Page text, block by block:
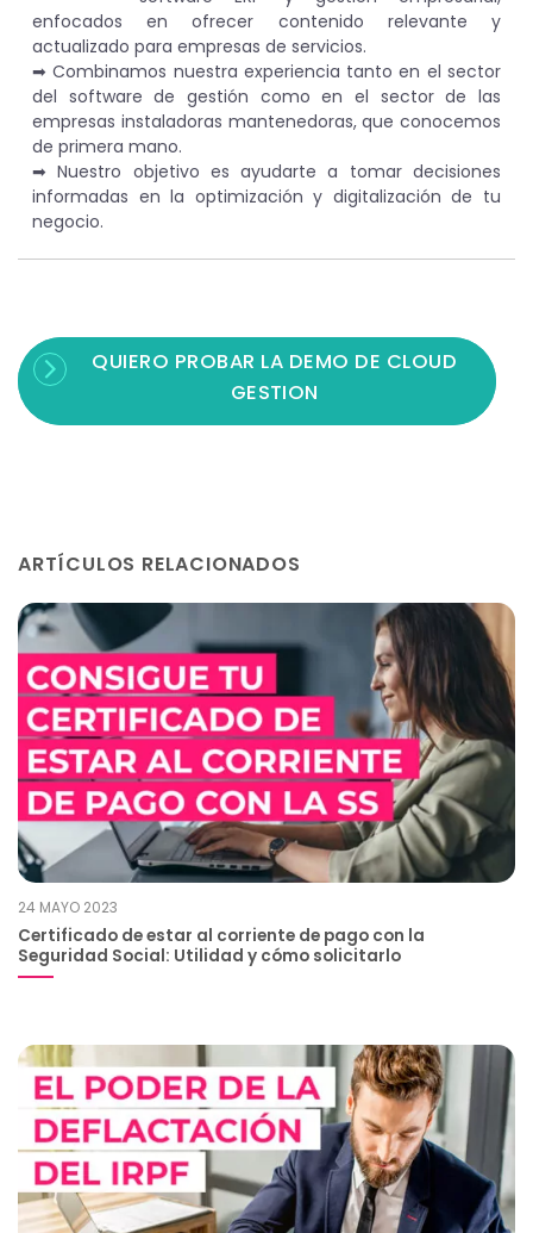
enfocados en ofrecer contenido relevante y
actualizado para empresas de servicios.
➡︎ Combinamos nuestra experiencia tanto en el sector
del software de gestión como en el sector de las
empresas instaladoras mantenedoras, que conocemos
de primera mano.
➡︎ Nuestro objetivo es ayudarte a tomar decisiones
informadas en la optimización y digitalización de tu
negocio.
QUIERO PROBAR LA DEMO DE CLOUD
GESTION
ARTÍCULOS RELACIONADOS
24 MAYO 2023
Certificado de estar al corriente de pago con la
Seguridad Social: Utilidad y cómo solicitarlo